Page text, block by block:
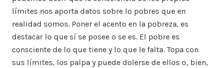
límites nos aporta datos sobre lo pobres que en
realidad somos. Poner el acento en la pobreza, es
destacar lo que sí se posee o se es. El pobre es
consciente de lo que tiene y lo que le falta. Topa con
sus límites, los palpa y puede dolerse de ellos o, bien,